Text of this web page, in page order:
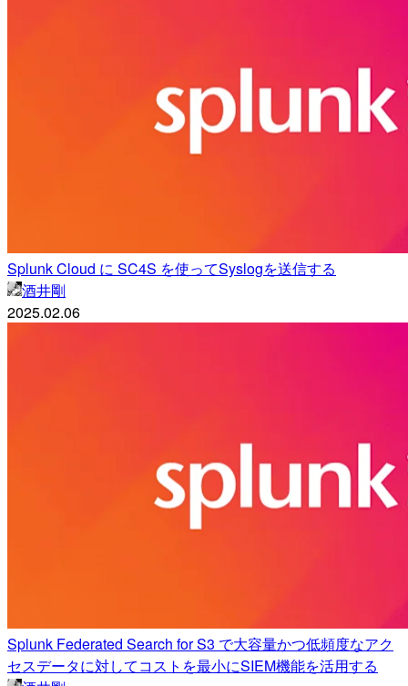
Splunk Cloud に SC4S を使ってSyslogを送信する
酒井剛
2025.02.06
Splunk Federated Search for S3 で大容量かつ低頻度なアク
セスデータに対してコストを最小にSIEM機能を活用する